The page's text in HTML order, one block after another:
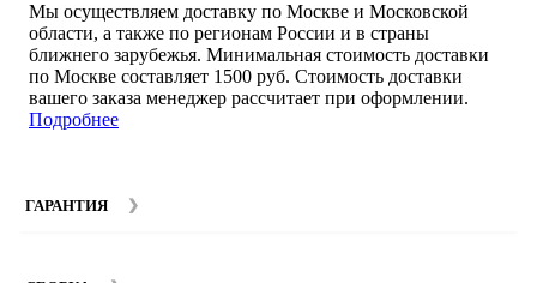
Мы осуществляем доставку по Москве и Московской
области, а также по регионам России и в страны
ближнего зарубежья. Минимальная стоимость доставки
по Москве составляет 1500 руб. Стоимость доставки
вашего заказа менеджер рассчитает при оформлении.
Подробнее
ГАРАНТИЯ